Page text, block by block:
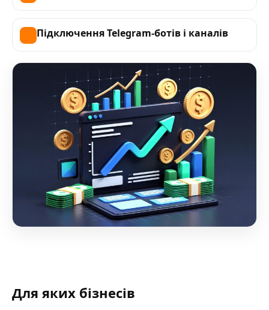
Підключення Telegram-ботів і каналів
Для яких бізнесів